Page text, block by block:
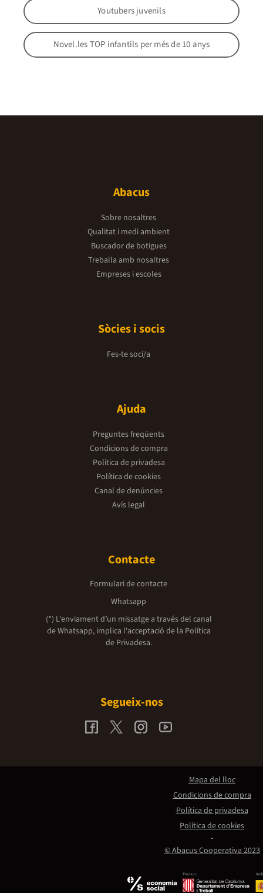
Youtubers juvenils
Novel.les TOP infantils per més de 10 anys
Abacus
Sobre nosaltres
Qualitat i medi ambient
Buscador de botigues
Treballa amb nosaltres
Empreses i escoles
Sòcies i socis
Fes-te soci/a
Ajuda
Preguntes freqüents
Condicions de compra
Política de privadesa
Política de cookies
Canal de denúncies
Avís legal
Contacte
Formulari de contacte
Whatsapp
(*) L'enviament d’un missatge a través del canal
de Whatsapp, implica l'acceptació de la Política
de Privadesa.
Segueix-nos
Promou:
© Abacus Cooperativa 2023
Mapa del lloc
Condicions de compra
Política de privadesa
Política de cookies